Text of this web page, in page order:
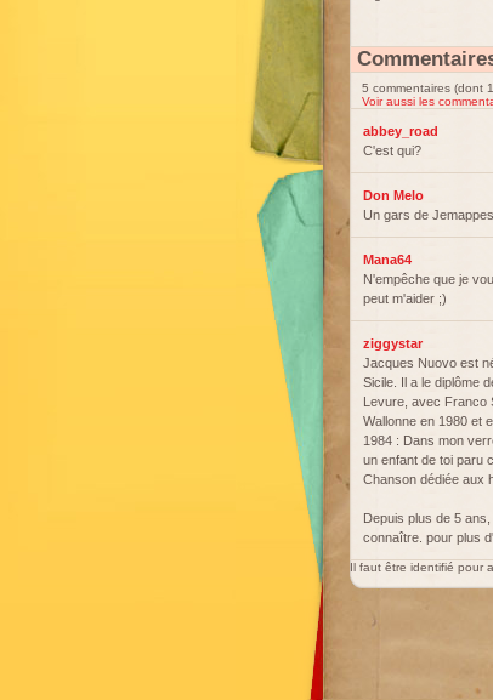
5 commentaires (dont
Voir aussi les
abbey_road
C'est qui?
Don Melo
Un gars de
Mana64
N'empêche que je
peut m'aider ;)
ziggystar
Jacques Nuovo est
Sicile. Il a le diplôme
Levure, avec Franco
Wallonne en 1980 et
1984 : Dans mon
un enfant de toi paru
Chanson dédiée aux
Depuis plus de 5
connaître. pour plus
Il faut être identifié pour